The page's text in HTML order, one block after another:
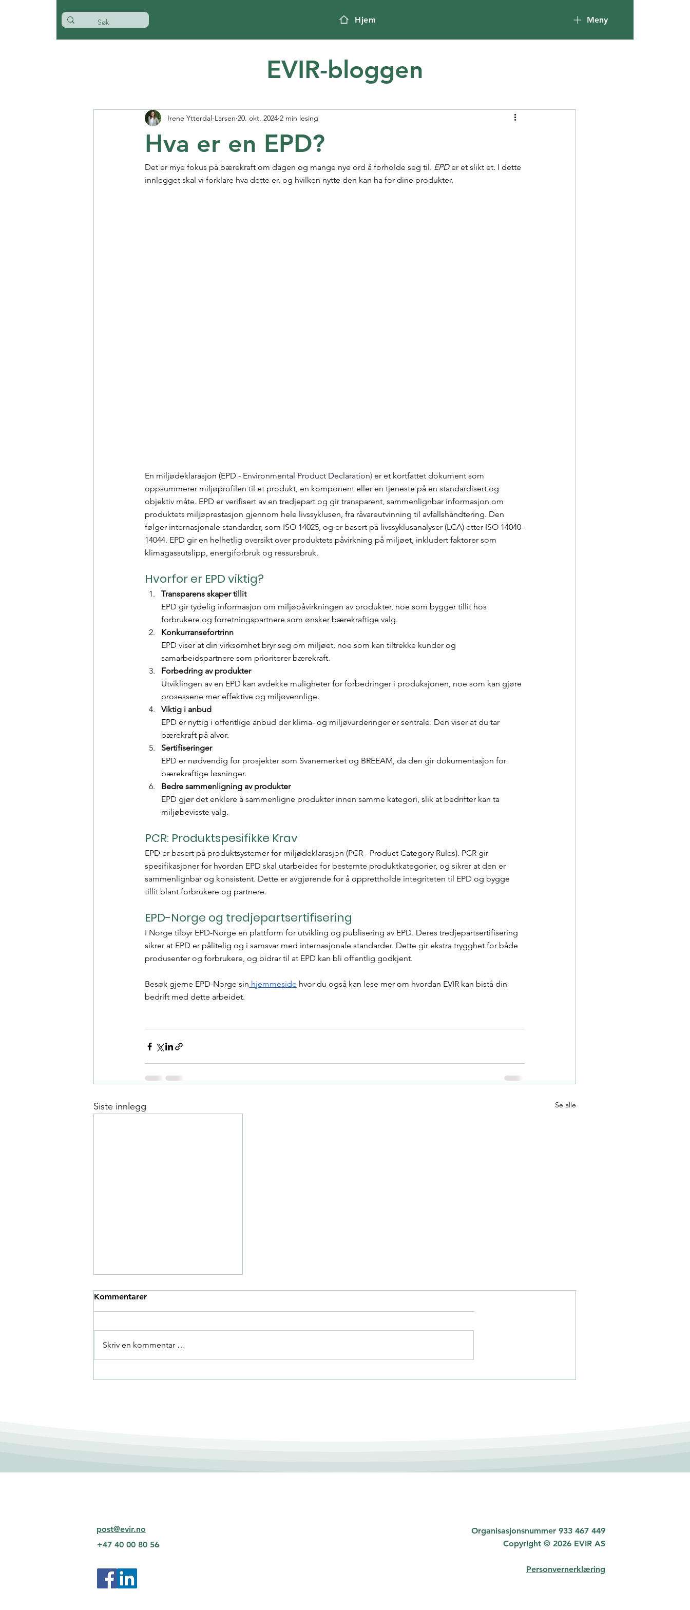
Hjem Meny
EVIR-bloggen
Hva er en EPD?
Irene Ytterdal-Larsen 20. okt. 2024 2 min lesing
Det er mye fokus på bærekraft om dagen og mange nye ord å forholde seg til. EPD er et slikt et. I dette
innlegget skal vi forklare hva dette er, og hvilken nytte den kan ha for dine produkter.
En miljødeklarasjon (EPD - Environmental Product Declaration) er et kortfattet dokument som
oppsummerer miljøprofilen til et produkt, en komponent eller en tjeneste på en standardisert og
objektiv måte. EPD er verifisert av en tredjepart og gir transparent, sammenlignbar informasjon om
produktets miljøprestasjon gjennom hele livssyklusen, fra råvareutvinning til avfallshåndtering. Den
følger internasjonale standarder, som ISO 14025, og er basert på livssyklusanalyser (LCA) etter ISO 14040-
14044. EPD gir en helhetlig oversikt over produktets påvirkning på miljøet, inkludert faktorer som
klimagassutslipp, energiforbruk og ressursbruk.
Hvorfor er EPD viktig?
Transparens skaper tillit
EPD gir tydelig informasjon om miljøpåvirkningen av produkter, noe som bygger tillit hos
forbrukere og forretningspartnere som ønsker bærekraftige valg.
Konkurransefortrinn
EPD viser at din virksomhet bryr seg om miljøet, noe som kan tiltrekke kunder og
samarbeidspartnere som prioriterer bærekraft.
Forbedring av produkter
Utviklingen av en EPD kan avdekke muligheter for forbedringer i produksjonen, noe som kan gjøre
prosessene mer effektive og miljøvennlige.
Viktig i anbud
EPD er nyttig i offentlige anbud der klima- og miljøvurderinger er sentrale. Den viser at du tar
bærekraft på alvor.
Sertifiseringer
EPD er nødvendig for prosjekter som Svanemerket og BREEAM, da den gir dokumentasjon for
bærekraftige løsninger.
Bedre sammenligning av produkter
EPD gjør det enklere å sammenligne produkter innen samme kategori, slik at bedrifter kan ta
miljøbevisste valg.
PCR: Produktspesifikke Krav
EPD er basert på produktsystemer for miljødeklarasjon (PCR - Product Category Rules). PCR gir
spesifikasjoner for hvordan EPD skal utarbeides for bestemte produktkategorier, og sikrer at den er
sammenlignbar og konsistent. Dette er avgjørende for å opprettholde integriteten til EPD og bygge
tillit blant forbrukere og partnere.
EPD-Norge og tredjepartsertifisering
I Norge tilbyr EPD-Norge en plattform for utvikling og publisering av EPD. Deres tredjepartsertifisering
sikrer at EPD er pålitelig og i samsvar med internasjonale standarder. Dette gir ekstra trygghet for både
produsenter og forbrukere, og bidrar til at EPD kan bli offentlig godkjent.
Besøk gjerne EPD-Norge sin hjemmeside hvor du også kan lese mer om hvordan EVIR kan bistå din
bedrift med dette arbeidet.
Siste innlegg Se alle
Kommentarer
Skriv en kommentar …
post@evir.no
+47 40 00 80 56
Organisasjonsnummer 933 467 449
Copyright © 2026 EVIR AS
Personvernerklæring